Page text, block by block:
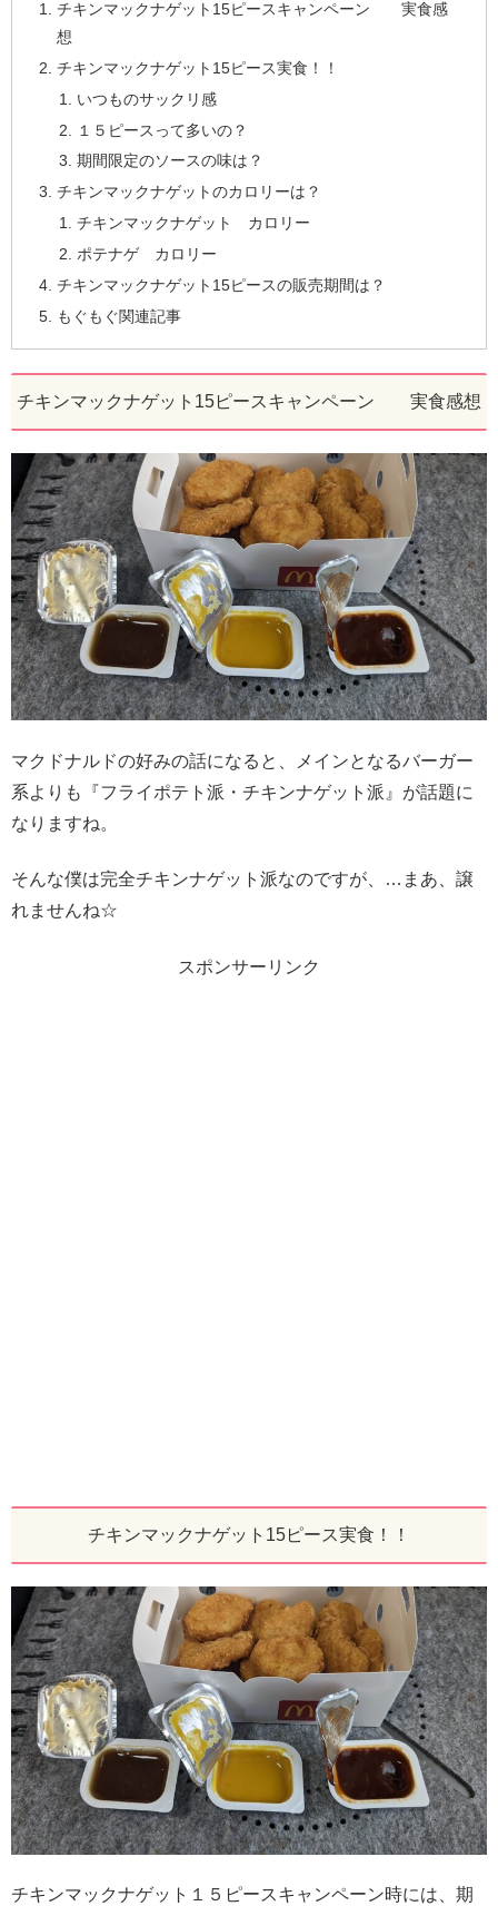
チキンマックナゲット15ピースキャンペーン 実食感
想
チキンマックナゲット15ピース実食！！
いつものサックリ感
１５ピースって多いの？
期間限定のソースの味は？
チキンマックナゲットのカロリーは？
チキンマックナゲット カロリー
ポテナゲ カロリー
チキンマックナゲット15ピースの販売期間は？
もぐもぐ関連記事
チキンマックナゲット15ピースキャンペーン 実食感想
マクドナルドの好みの話になると、メインとなるバーガー
系よりも『フライポテト派・チキンナゲット派』が話題に
なりますね。
そんな僕は完全チキンナゲット派なのですが、…まあ、譲
れませんね☆
スポンサーリンク
チキンマックナゲット15ピース実食！！
チキンマックナゲット１５ピースキャンペーン時には、期